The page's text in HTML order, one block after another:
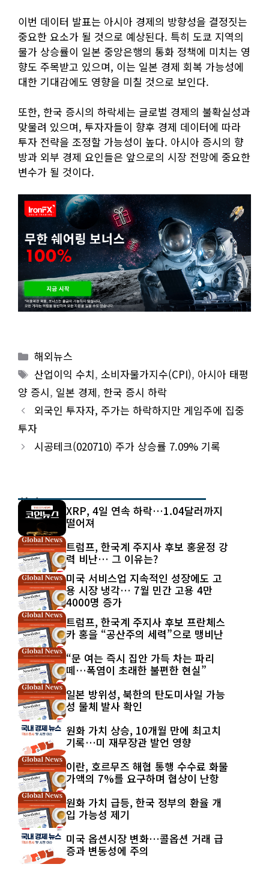
이번 데이터 발표는 아시아 경제의 방향성을 결정짓는
중요한 요소가 될 것으로 예상된다. 특히 도쿄 지역의
물가 상승률이 일본 중앙은행의 통화 정책에 미치는 영
향도 주목받고 있으며, 이는 일본 경제 회복 가능성에
대한 기대감에도 영향을 미칠 것으로 보인다.
또한, 한국 증시의 하락세는 글로벌 경제의 불확실성과
맞물려 있으며, 투자자들이 향후 경제 데이터에 따라
투자 전략을 조정할 가능성이 높다. 아시아 증시의 향
방과 외부 경제 요인들은 앞으로의 시장 전망에 중요한
변수가 될 것이다.
Categories
해외뉴스
Tags
산업이익 수치,소비자물가지수(CPI), 아시아 태평
양 증시, 일본 경제, 한국 증시 하락
외국인 투자자, 주가는 하락하지만 게임주에 집중
투자
시공테크(020710) 주가 상승률 7.09% 기록
최신 글
XRP, 4일 연속 하락…1.04달러까지
떨어져
트럼프, 한국계 주지사 후보 홍윤정 강
력 비난… 그 이유는?
미국 서비스업 지속적인 성장에도 고
용 시장 냉각… 7월 민간 고용 4만
4000명 증가
트럼프, 한국계 주지사 후보 프란체스
카 홍을 “공산주의 세력”으로 맹비난
“문 여는 즉시 집안 가득 차는 파리
떼…폭염이 초래한 불편한 현실”
일본 방위성, 북한의 탄도미사일 가능
성 물체 발사 확인
원화 가치 상승, 10개월 만에 최고치
기록…미 재무장관 발언 영향
이란, 호르무즈 해협 통행 수수료 화물
가액의 7%를 요구하며 협상이 난항
원화 가치 급등, 한국 정부의 환율 개
입 가능성 제기
미국 옵션시장 변화…콜옵션 거래 급
증과 변동성에 주의